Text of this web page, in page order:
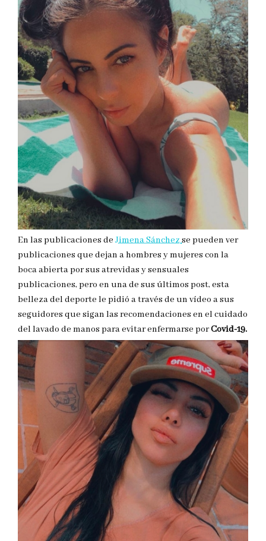
En las publicaciones de Jimena Sánchezse pueden ver
publicaciones que dejan a hombres y mujeres con la
boca abierta por sus atrevidas y sensuales
publicaciones, pero en una de sus últimos post, esta
belleza del deporte le pidió a través de un vídeo a sus
seguidores que sigan las recomendaciones en el cuidado
del lavado de manos para evitar enfermarse porCovid-19.